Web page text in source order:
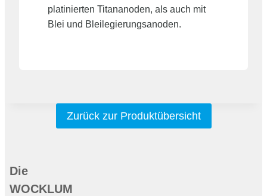
platinierten Titananoden, als auch mit
Blei und Bleilegierungsanoden.
Zurück zur Produktübersicht
Die
WOCKLUM